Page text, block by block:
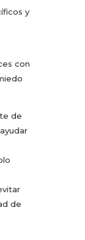
y
con
de
de